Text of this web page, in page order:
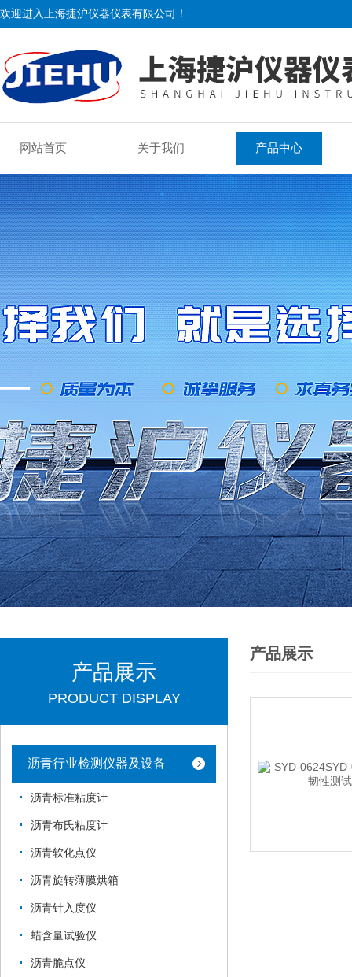
欢迎进入上海捷沪仪器仪表有限公司！
网站首页 关于我们 产品中心
产品展示
PRODUCT DISPLAY
沥青行业检测仪器及设备
沥青标准粘度计
沥青布氏粘度计
沥青软化点仪
沥青旋转薄膜烘箱
沥青针入度仪
蜡含量试验仪
沥青脆点仪
产品展示